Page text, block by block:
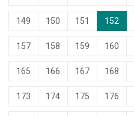
149 150 151 152
157 158 159 160
165 166 167 168
173 174 175 176